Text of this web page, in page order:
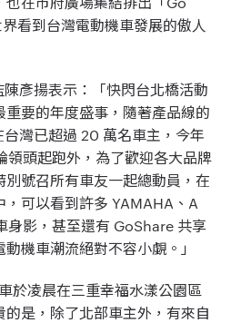
看到台灣電動機車發展的傲人
彥揚表示：「快閃台北橋活動
要的年度盛事，隨著產品線的
灣已超過 20 萬名車主，今年
領頭起跑外，為了歡迎各大品牌
號召所有車友一起總動員，在
，可以看到許多 YAMAHA、A
身影，甚至還有 GoShare 共享
機車潮流絕對不容小覷。」
於凌晨在三重幸福水漾公園區
是，除了北部車主外，有來自